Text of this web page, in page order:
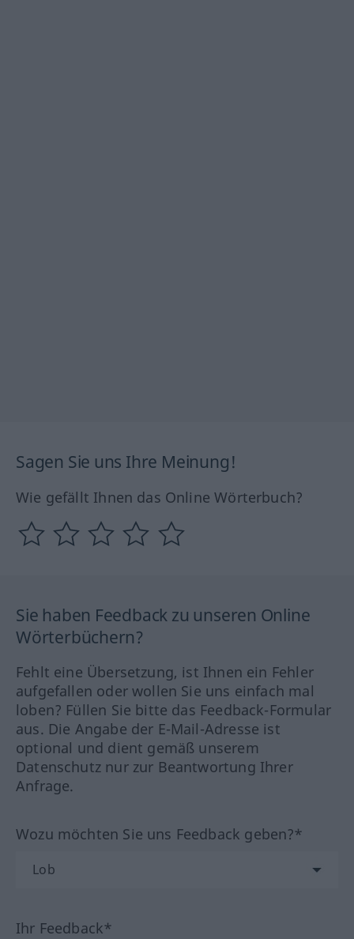
Sagen Sie uns Ihre Meinung!
Wie gefällt Ihnen das Online Wörterbuch?
Sie haben Feedback zu unseren Online
Wörterbüchern?
Fehlt eine Übersetzung, ist Ihnen ein Fehler
aufgefallen oder wollen Sie uns einfach mal
loben? Füllen Sie bitte das Feedback-Formular
aus. Die Angabe der E-Mail-Adresse ist
optional und dient gemäß unserem
Datenschutz nur zur Beantwortung Ihrer
Anfrage.
Wozu möchten Sie uns Feedback geben?*
Ihr Feedback*